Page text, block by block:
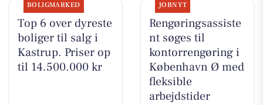
BOLIGMARKED
Top 6 over dyreste
boliger til salg i
Kastrup. Priser op
til 14.500.000 kr
JOBNYT
Rengøringsassiste
nt søges til
kontorrengøring i
København Ø med
fleksible
arbejdstider